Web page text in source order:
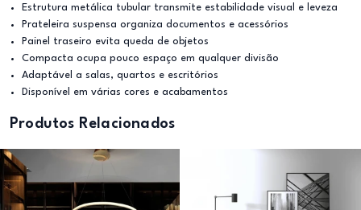
Estrutura metálica tubular transmite estabilidade visual e leveza
Prateleira suspensa organiza documentos e acessórios
Painel traseiro evita queda de objetos
Compacta ocupa pouco espaço em qualquer divisão
Adaptável a salas, quartos e escritórios
Disponível em várias cores e acabamentos
Produtos Relacionados